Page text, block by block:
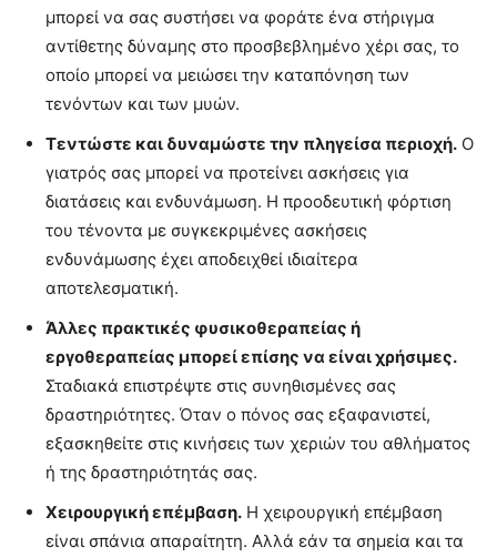
μπορεί να σας συστήσει να φοράτε ένα στήριγμα
αντίθετης δύναμης στο προσβεβλημένο χέρι σας, το
οποίο μπορεί να μειώσει την καταπόνηση των
τενόντων και των μυών.
Τεντώστε και δυναμώστε την πληγείσα περιοχή. Ο
γιατρός σας μπορεί να προτείνει ασκήσεις για
διατάσεις και ενδυνάμωση. Η προοδευτική φόρτιση
του τένοντα με συγκεκριμένες ασκήσεις
ενδυνάμωσης έχει αποδειχθεί ιδιαίτερα
αποτελεσματική.
Άλλες πρακτικές φυσικοθεραπείας ή
εργοθεραπείας μπορεί επίσης να είναι χρήσιμες.
Σταδιακά επιστρέψτε στις συνηθισμένες σας
δραστηριότητες. Όταν ο πόνος σας εξαφανιστεί,
εξασκηθείτε στις κινήσεις των χεριών του αθλήματος
ή της δραστηριότητάς σας.
Χειρουργική επέμβαση. Η χειρουργική επέμβαση
είναι σπάνια απαραίτητη. Αλλά εάν τα σημεία και τα